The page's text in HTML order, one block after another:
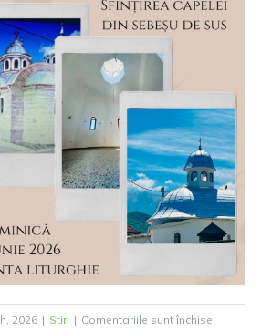
2026 | Stiri | Comentariile sunt închise